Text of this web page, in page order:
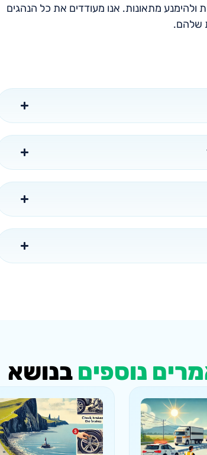
מתאונות. אנו מעודדים את כל הנהגים
שלהם.
נוספים בנושא